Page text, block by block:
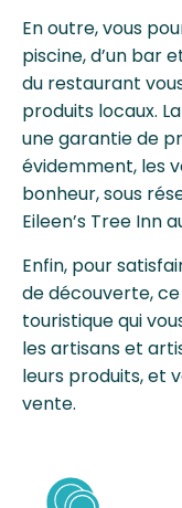
En outre, vous
piscine, d’un bar
du restaurant
produits locaux.
une garantie de
évidemment, les
bonheur, sous
Eileen’s Tree Inn
Enfin, pour
de découverte,
touristique qui
les artisans et
leurs produits, et
vente.